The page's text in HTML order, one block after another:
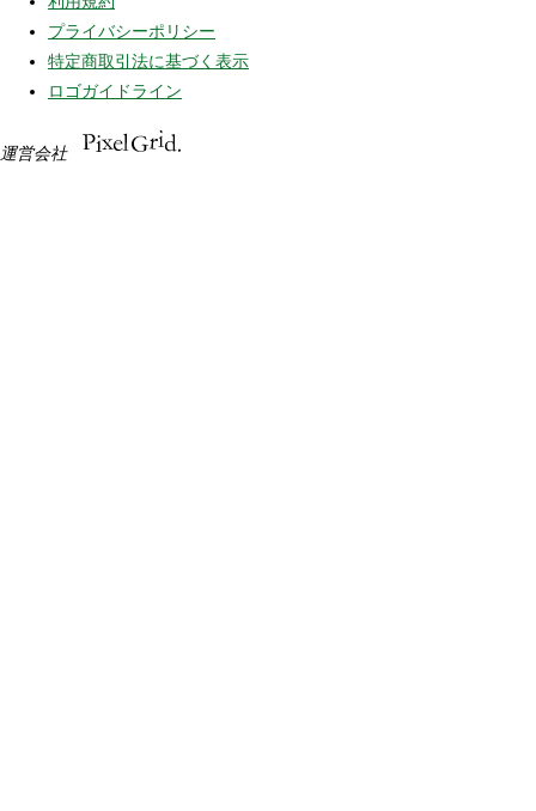
プライバシーポリシー
特定商取引法に基づく表示
ロゴガイドライン
運営会社